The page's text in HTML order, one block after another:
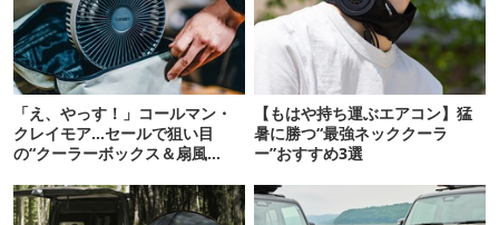
「え、やっす！」コールマン・
クレイモア…セールで狙い目
の“クーラーボックス＆扇風
【もはや持ち運ぶエアコン】猛
暑に勝つ“最強ネッククーラ
ー”おすすめ3選